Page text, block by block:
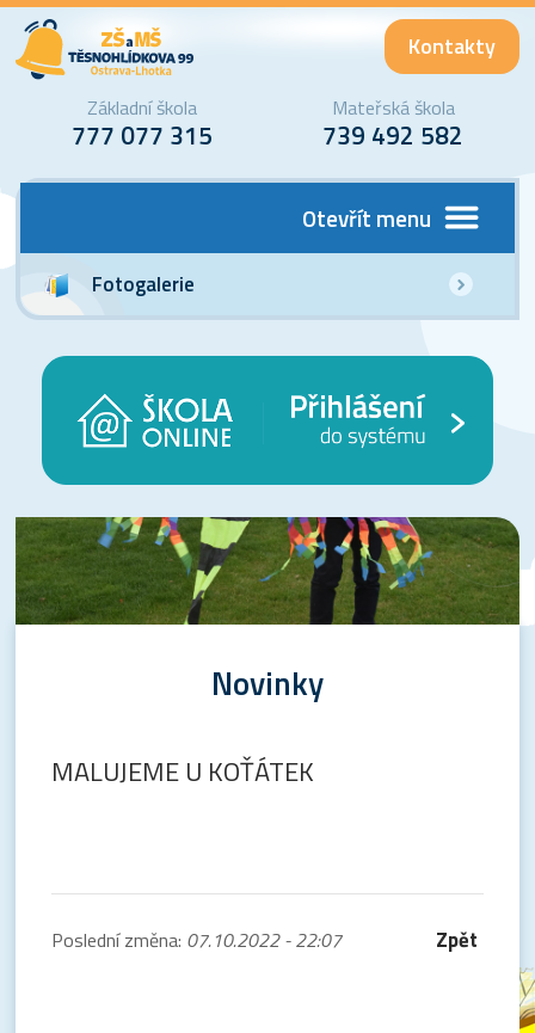
Kontakty
Základní škola
777 077 315
Mateřská škola
739 492 582
Otevřít menu
Fotogalerie
Novinky
MALUJEME U KOŤÁTEK
Poslední změna: 07.10.2022 - 22:07 Zpět